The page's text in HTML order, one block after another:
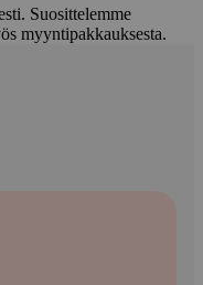
Suosittelemme
myyntipakkauksesta.